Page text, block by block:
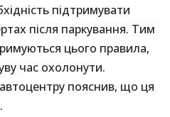
підтримувати
після паркування. Тим
цього правила,
час охолонути.
пояснив, що ця